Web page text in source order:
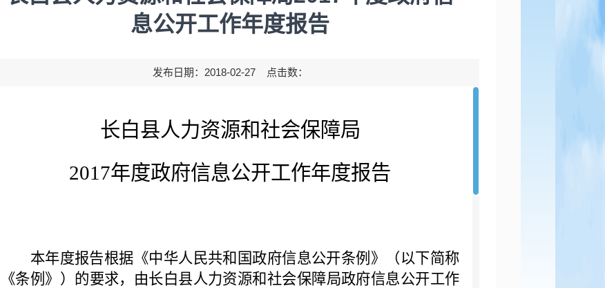
息公开工作年度报告
发布日期：2018-02-27 点击数：
长白县人力资源和社会保障局
2017年度政府信息公开工作年度报告
本年度报告根据《中华人民共和国政府信息公开条例》（以下简称
《条例》）的要求，由长白县人力资源和社会保障局政府信息公开工作